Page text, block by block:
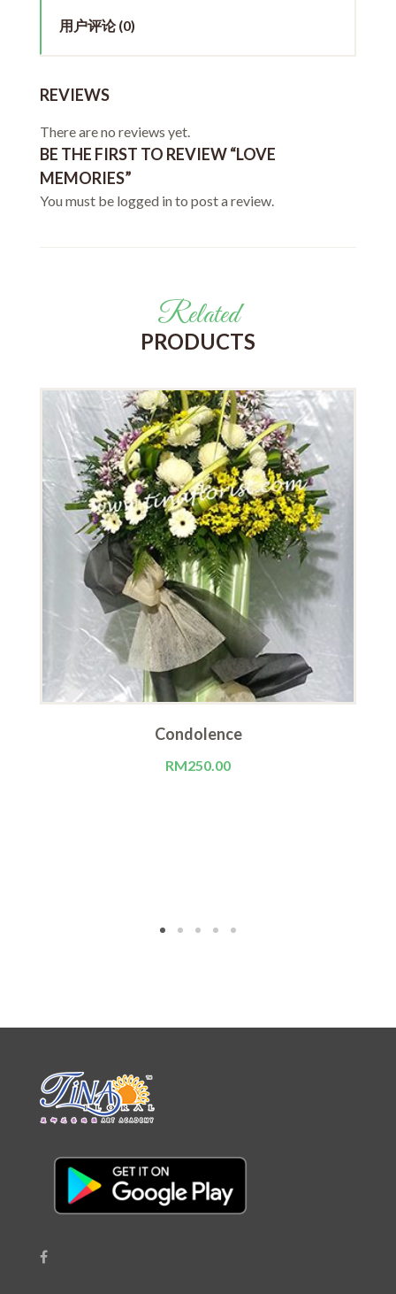
用户评论 (0)
REVIEWS
There are no reviews yet.
BE THE FIRST TO REVIEW “LOVE
MEMORIES”
You must be logged into post a review.
Related
PRODUCTS
Condolence
RM250.00